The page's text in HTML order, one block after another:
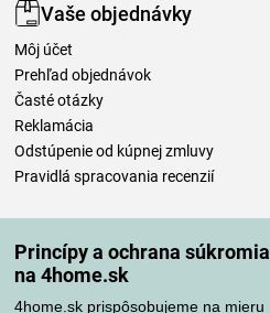
Princípy a ochrana súkromia
na 4home.sk
4home.sk prispôsobujeme na mieru
Vaše objednávky
Môj účet
Prehľad objednávok
Časté otázky
Reklamácia
Odstúpenie od kúpnej zmluvy
Pravidlá spracovania recenzií